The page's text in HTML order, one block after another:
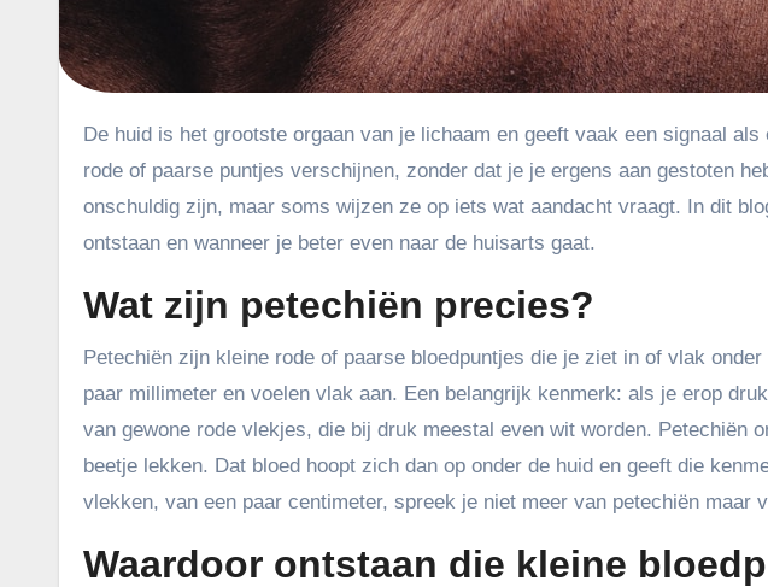
De huid is het grootste orgaan van je lichaam en geeft vaak een signaal als er iets niet klopt. Soms zie je ineens kleine
rode of paarse puntjes verschijnen, zonder dat je je ergens aan gestoten
onschuldig zijn, maar soms wijzen ze op iets wat aandacht vraagt. In dit
ontstaan en wanneer je beter even naar de huisarts gaat.
Wat zijn petechiën precies?
Petechiën zijn kleine rode of paarse bloedpuntjes die je ziet in of vlak
paar millimeter en voelen vlak aan. Een belangrijk kenmerk: als je erop
van gewone rode vlekjes, die bij druk meestal even wit worden. Petechiën
beetje lekken. Dat bloed hoopt zich dan op onder de huid en geeft die
vlekken, van een paar centimeter, spreek je niet meer van petechiën maar
Waardoor ontstaan die kleine